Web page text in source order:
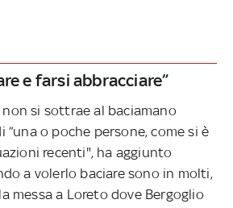
e farsi abbracciare”
si sottrae al baciamano
o poche persone, come si è
recenti", ha aggiunto
a volerlo baciare sono in molti,
messa a Loreto dove Bergoglio